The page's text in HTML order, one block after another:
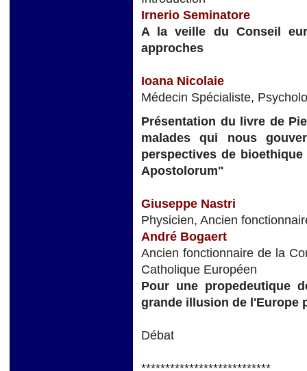
Irnerio Seminatore
A la veille du Conseil
approches
Ioana Nicolaie
Médecin Spécialiste,
Présentation du livre de
malades qui nous
perspectives de
Apostolorum"
Giuseppe Nastri
Physicien, Ancien
André Bogaert
Ancien fonctionnaire de la
Catholique Européen
Pour une propedeutique
grande illusion de l'Europe
Débat